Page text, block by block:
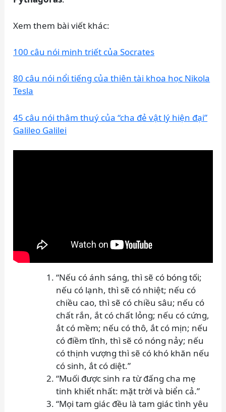
Xem them bài viết khác:
100 câu nói minh triết của Socrates
80 câu nói nổi tiếng của thiên tài khoa học Nikola
Tesla
45 câu nói thâm thuý của “cha đẻ vật lý hiện đại”
Galileo Galilei
“Nếu có ánh sáng, thì sẽ có bóng tối;
nếu có lạnh, thì sẽ có nhiệt; nếu có
chiều cao, thì sẽ có chiều sâu; nếu có
chất rắn, ắt có chất lỏng; nếu có cứng,
ắt có mềm; nếu có thô, ắt có mịn; nếu
có điềm tĩnh, thì sẽ có nóng nảy; nếu
có thịnh vượng thì sẽ có khó khăn nếu
có sinh, ắt có diệt.”
“Muối được sinh ra từ đấng cha mẹ
tinh khiết nhất: mặt trời và biển cả.”
“Mọi tam giác đều là tam giác tình yêu